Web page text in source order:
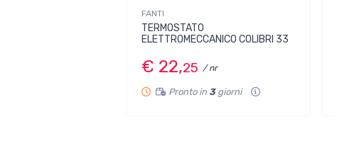
FANTI
TERMOSTATO
ELETTROMECCANICO COLIBRI 33
€ 22,25 / nr
Pronto in 3giorni